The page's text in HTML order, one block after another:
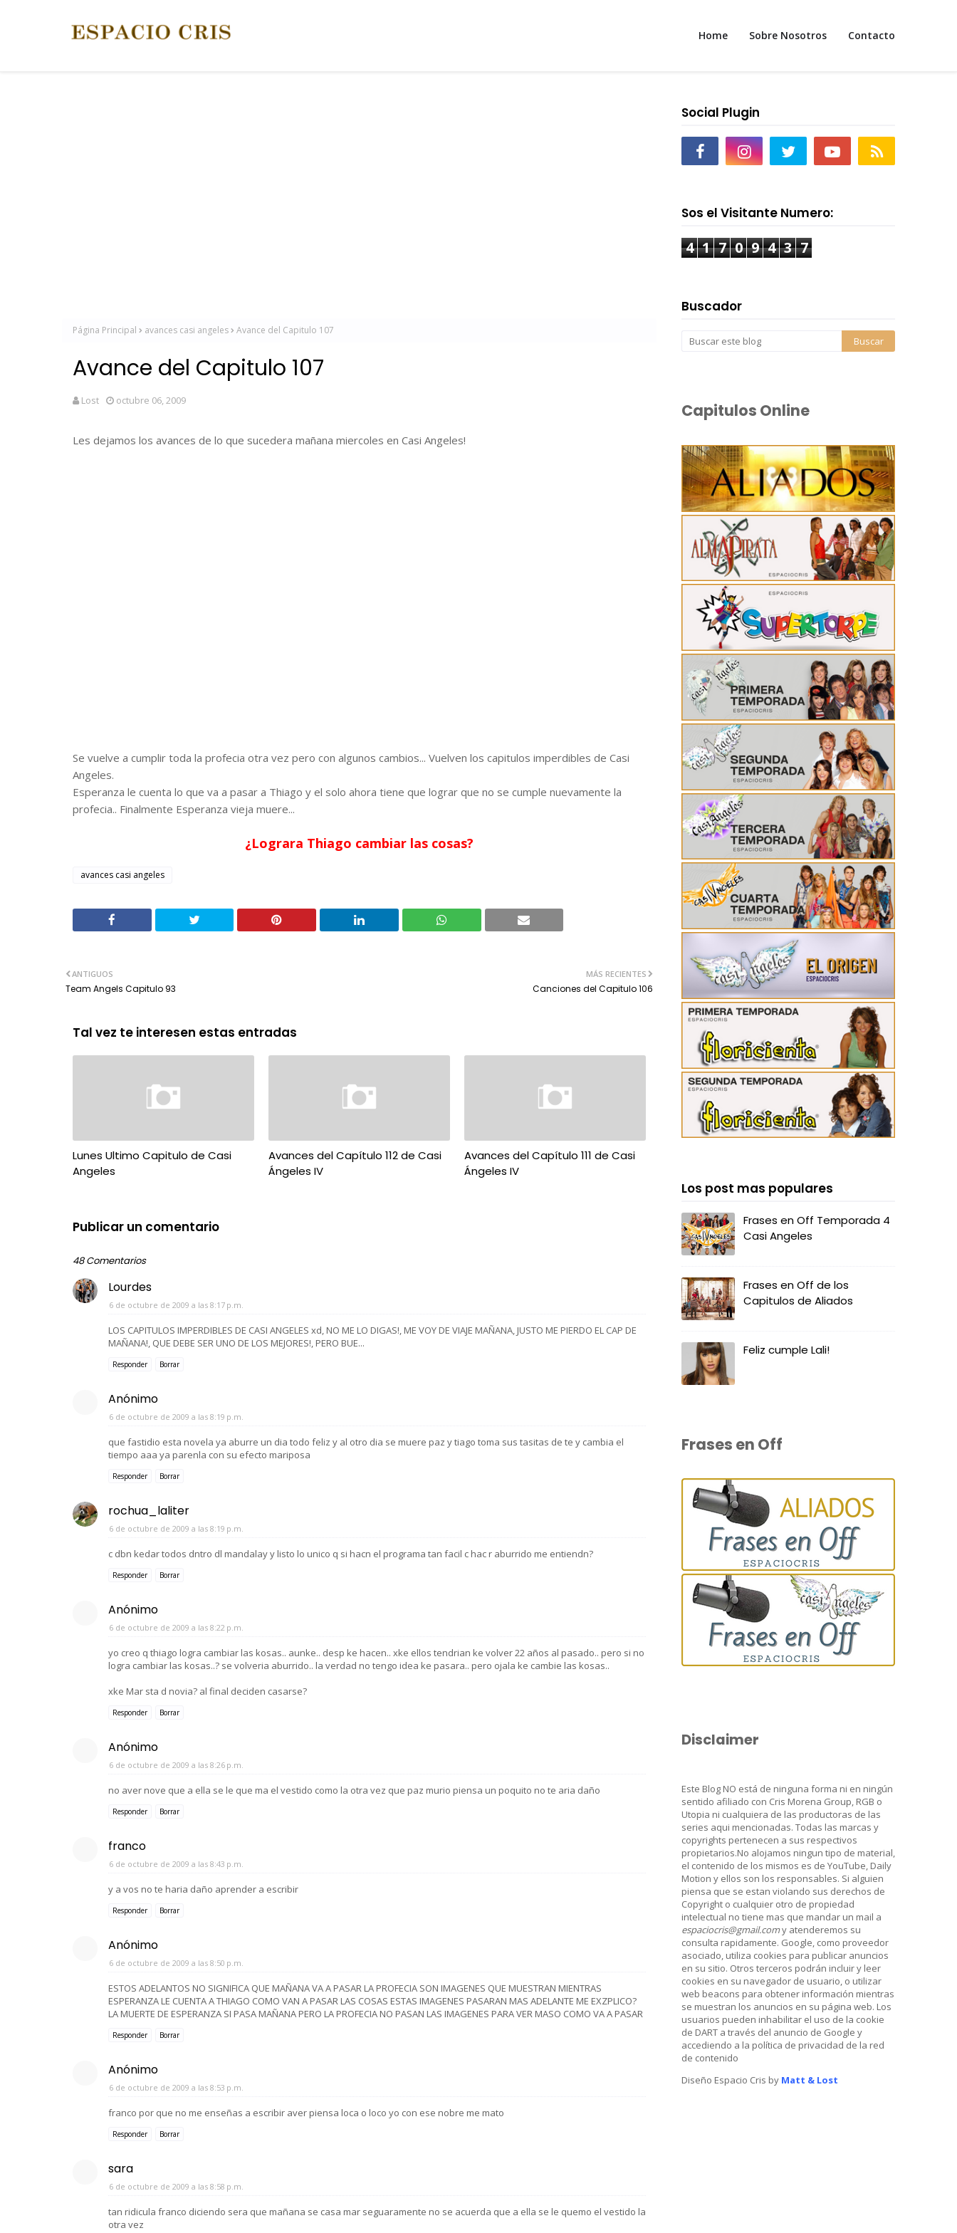
Home Sobre Nosotros Contacto
Página Principal avances casi angeles Avance del Capitulo 107
Avance del Capitulo 107
Lost octubre 06, 2009
Les dejamos los avances de lo que sucedera mañana miercoles en Casi Angeles!
Se vuelve a cumplir toda la profecia otra vez pero con algunos cambios... Vuelven los capitulos imperdibles de Casi
Angeles.
Esperanza le cuenta lo que va a pasar a Thiago y el solo ahora tiene que lograr que no se cumple nuevamente la
profecia.. Finalmente Esperanza vieja muere...
¿Lograra Thiago cambiar las cosas?
avances casi angeles
MÁS RECIENTES
Canciones del Capitulo 106
ANTIGUOS
Team Angels Capitulo 93
Tal vez te interesen estas entradas
Lunes Ultimo Capitulo de Casi
Angeles
Avances del Capítulo 112 de Casi
Ángeles IV
Avances del Capítulo 111 de Casi
Ángeles IV
Publicar un comentario
48 Comentarios
Lourdes
6 de octubre de 2009 a las 8:17 p.m.
LOS CAPITULOS IMPERDIBLES DE CASI ANGELES xd, NO ME LO DIGAS!, ME VOY DE VIAJE MAÑANA, JUSTO ME PIERDO EL CAP DE
MAÑANA!, QUE DEBE SER UNO DE LOS MEJORES!, PERO BUE...
Responder Borrar
Anónimo
6 de octubre de 2009 a las 8:19 p.m.
que fastidio esta novela ya aburre un dia todo feliz y al otro dia se muere paz y tiago toma sus tasitas de te y cambia el
tiempo aaa ya parenla con su efecto mariposa
Responder Borrar
rochua_laliter
6 de octubre de 2009 a las 8:19 p.m.
c dbn kedar todos dntro dl mandalay y listo lo unico q si hacn el programa tan facil c hac r aburrido me entiendn?
Responder Borrar
Anónimo
6 de octubre de 2009 a las 8:22 p.m.
yo creo q thiago logra cambiar las kosas.. aunke.. desp ke hacen.. xke ellos tendrian ke volver 22 años al pasado.. pero si no
logra cambiar las kosas..? se volveria aburrido.. la verdad no tengo idea ke pasara.. pero ojala ke cambie las kosas..
xke Mar sta d novia? al final deciden casarse?
Responder Borrar
Anónimo
6 de octubre de 2009 a las 8:26 p.m.
no aver nove que a ella se le que ma el vestido como la otra vez que paz murio piensa un poquito no te aria daño
Responder Borrar
franco
6 de octubre de 2009 a las 8:43 p.m.
y a vos no te haria daño aprender a escribir
Responder Borrar
Anónimo
6 de octubre de 2009 a las 8:50 p.m.
ESTOS ADELANTOS NO SIGNIFICA QUE MAÑANA VA A PASAR LA PROFECIA SON IMAGENES QUE MUESTRAN MIENTRAS
ESPERANZA LE CUENTA A THIAGO COMO VAN A PASAR LAS COSAS ESTAS IMAGENES PASARAN MAS ADELANTE ME EXZPLICO?
LA MUERTE DE ESPERANZA SI PASA MAÑANA PERO LA PROFECIA NO PASAN LAS IMAGENES PARA VER MASO COMO VA A PASAR
Responder Borrar
Anónimo
6 de octubre de 2009 a las 8:53 p.m.
franco por que no me enseñas a escribir aver piensa loca o loco yo con ese nobre me mato
Responder Borrar
sara
6 de octubre de 2009 a las 8:58 p.m.
tan ridicula franco diciendo sera que mañana se casa mar seguaramente no se acuerda que a ella se le quemo el vestido la
otra vez
Social Plugin
Sos el Visitante Numero:
4 1 7 0 9 4 3 7
Buscador
Capitulos Online
Los post mas populares
Frases en Off Temporada 4
Casi Angeles
Frases en Off de los
Capitulos de Aliados
Feliz cumple Lali!
Frases en Off
Disclaimer
Este Blog NO está de ninguna forma ni en ningún
sentido afiliado con Cris Morena Group, RGB o
Utopia ni cualquiera de las productoras de las
series aqui mencionadas. Todas las marcas y
copyrights pertenecen a sus respectivos
propietarios.No alojamos ningun tipo de material,
el contenido de los mismos es de YouTube, Daily
Motion y ellos son los responsables. Si alguien
piensa que se estan violando sus derechos de
Copyright o cualquier otro de propiedad
intelectual no tiene mas que mandar un mail a
espaciocris@gmail.comy atenderemos su
consulta rapidamente. Google, como proveedor
asociado, utiliza cookies para publicar anuncios
en su sitio. Otros terceros podrán incluir y leer
cookies en su navegador de usuario, o utilizar
web beacons para obtener información mientras
se muestran los anuncios en su página web. Los
usuarios pueden inhabilitar el uso de la cookie
de DART a través del anuncio de Google y
accediendo a la política de privacidad de la red
de contenido
Diseño Espacio Cris by Matt & Lost